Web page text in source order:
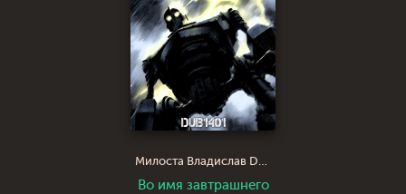
Милоста Владислав Dub1401
Во имя завтрашнего